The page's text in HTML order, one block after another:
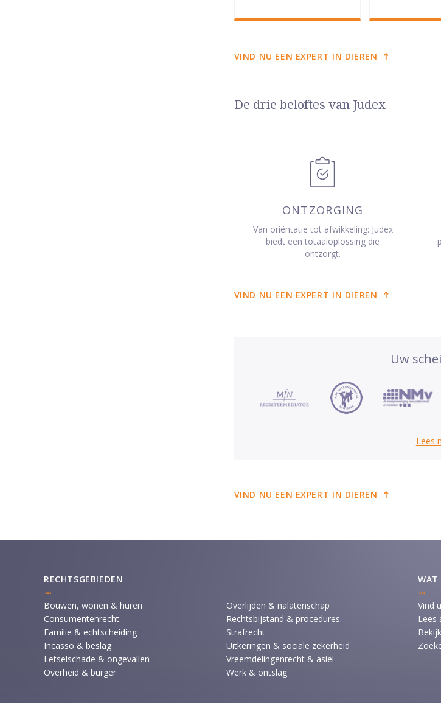
VIND NU EEN EXPERT IN DIEREN
De drie beloftes van Judex
ONTZORGING
Van oriëntatie tot afwikkeling: Judex
biedt een totaaloplossing die
ontzorgt.
VIND NU EEN EXPERT IN DIEREN
Uw
Lees
VIND NU EEN EXPERT IN DIEREN
RECHTSGEBIEDEN
Bouwen, wonen & huren
Consumentenrecht
Familie & echtscheiding
Incasso & beslag
Letselschade & ongevallen
Overheid & burger
Overlijden & nalatenschap
Rechtsbijstand & procedures
Strafrecht
Uitkeringen & sociale zekerheid
Vreemdelingenrecht & asiel
Werk & ontslag
WAT
Vind
Lees